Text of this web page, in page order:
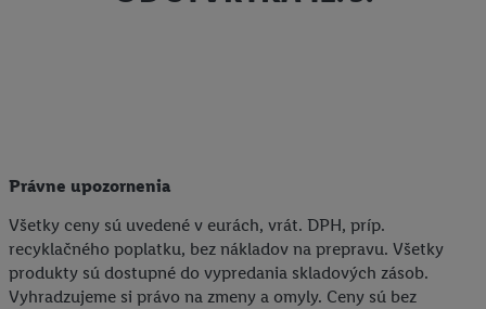
Právne upozornenia
Všetky ceny sú uvedené v eurách, vrát. DPH, príp.
recyklačného poplatku, bez nákladov na prepravu. Všetky
produkty sú dostupné do vypredania skladových zásob.
Vyhradzujeme si právo na zmeny a omyly. Ceny sú bez